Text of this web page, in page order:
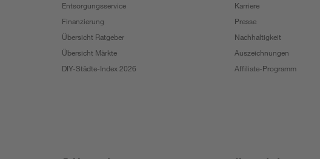
Entsorgungsservice
Finanzierung
Übersicht Ratgeber
Übersicht Märkte
DIY-Städte-Index 2026
Karriere
Presse
Nachhaltigkeit
Auszeichnungen
Affiliate-Programm